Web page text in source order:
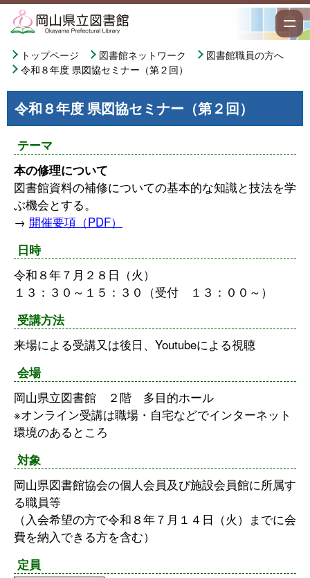
トップページ 図書館ネットワーク
図書館職員の方へ
令和８年度 県図協セミナー（第２回）
令和８年度 県図協セミナー（第２回）
テーマ
本の修理について
図書館資料の補修についての基本的な知識と技法を学
ぶ機会とする。
→ 開催要項（PDF）
日時
令和８年７月２８日（火）
１３：３０～１５：３０（受付 １３：００～）
受講方法
来場による受講又は後日、Youtubeによる視聴
会場
岡山県立図書館 ２階 多目的ホール
※オンライン受講は職場・自宅などでインターネット
環境のあるところ
対象
岡山県図書館協会の個人会員及び施設会員館に所属す
る職員等
（入会希望の方で令和８年７月１４日（火）までに会
費を納入できる方を含む）
定員